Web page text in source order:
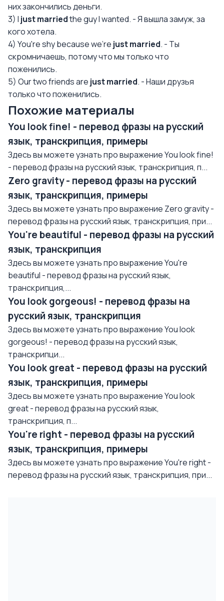
них закончились деньги.
3) I just marriedthe guy I wanted. - Я вышла замуж, за
кого хотела.
4) You're shy because we're just married. - Ты
скромничаешь, потому что мы только что
поженились.
5) Our two friends are just married. - Наши друзья
только что поженились.
Похожие материалы
You look fine! - перевод фразы на русский
язык, транскрипция, примеры
Здесь вы можете узнать про выражение You look fine!
- перевод фразы на русский язык, транскрипция, п...
Zero gravity - перевод фразы на русский
язык, транскрипция, примеры
Здесь вы можете узнать про выражение Zero gravity -
перевод фразы на русский язык, транскрипция, при...
You're beautiful - перевод фразы на русский
язык, транскрипция
Здесь вы можете узнать про выражение You're
beautiful - перевод фразы на русский язык,
транскрипция,...
You look gorgeous! - перевод фразы на
русский язык, транскрипция
Здесь вы можете узнать про выражение You look
gorgeous! - перевод фразы на русский язык,
транскрипци...
You look great - перевод фразы на русский
язык, транскрипция, примеры
Здесь вы можете узнать про выражение You look
great - перевод фразы на русский язык,
транскрипция, п...
You're right - перевод фразы на русский
язык, транскрипция, примеры
Здесь вы можете узнать про выражение You're right -
перевод фразы на русский язык, транскрипция, при...